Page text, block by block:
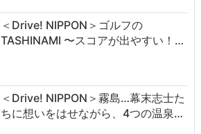
＜Drive! NIPPON＞ゴルフの
TASHINAMI 〜スコアが出やすい！…
＜Drive! NIPPON＞霧島…幕末志士た
ちに想いをはせながら、4つの温泉…